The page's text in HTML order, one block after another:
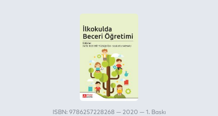
ISBN: 9786257228268 — 2020 — 1. Baskı